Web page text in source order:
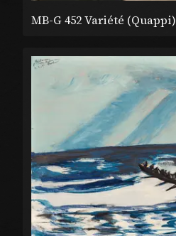
MB-G 452 Variété (Quappi)